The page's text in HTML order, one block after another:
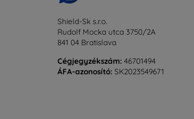
Shield-Sk s.r.o.
Rudolf Mocka utca 3750/2A
841 04 Bratislava
Cégjegyzékszám: 46701494
ÁFA-azonosító: SK2023549671